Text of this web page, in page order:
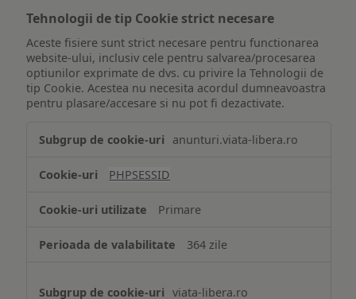
Tehnologii de tip Cookie strict necesare
Aceste fisiere sunt strict necesare pentru functionarea
website-ului, inclusiv cele pentru salvarea/procesarea
optiunilor exprimate de dvs. cu privire la Tehnologii de
tip Cookie. Acestea nu necesita acordul dumneavoastra
pentru plasare/accesare si nu pot fi dezactivate.
de
Cookie
necesare
anunturi.viata-libera.ro
PHPSESSID
Primare
364 zile
viata-libera.ro